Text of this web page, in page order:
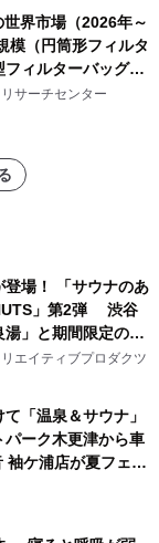
界市場（2026年～
模（円筒形フィルタ
フィルターバッグ、
バッグ、その
を発表
サーチセンター
登場！ 「サウナのあ
」第2弾 渋谷
」と期間限定のコ
ウナイキタイコラ
！
エイティブプロダクツ
「温泉＆サウナ」
パーク木更津から車
ケ浦店が夏フェア